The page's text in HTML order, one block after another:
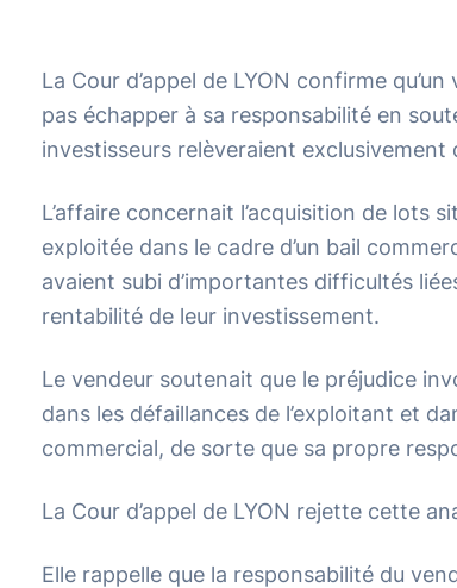
La Cour d’appel de LYON confirme
pas échapper à sa responsabilité en
investisseurs relèveraient exclusivement
L’affaire concernait l’acquisition de lots
exploitée dans le cadre d’un bail
avaient subi d’importantes difficultés
rentabilité de leur investissement.
Le vendeur soutenait que le préjudice
dans les défaillances de l’exploitant et
commercial, de sorte que sa propre
La Cour d’appel de LYON rejette cette
Elle rappelle que la responsabilité du